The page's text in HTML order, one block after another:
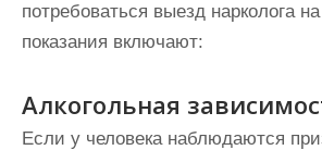
потребоваться выезд нарколога
показания включают:
Алкогольная
Если у человека наблюдаются